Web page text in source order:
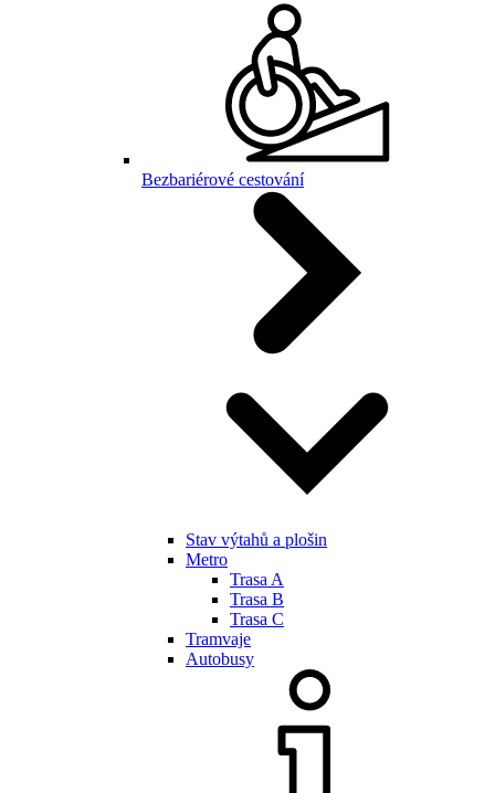
Bezbariérové cestování
Stav výtahů a plošin
Metro
Trasa A
Trasa B
Trasa C
Tramvaje
Autobusy